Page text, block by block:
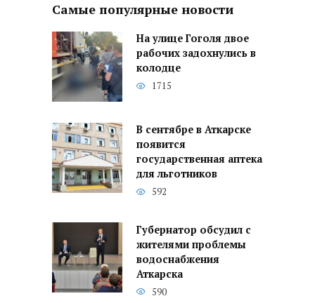
Самые популярные новости
На улице Гоголя двое
рабочих задохнулись в
колодце
1715
В сентябре в Аткарске
появится
государственная аптека
для льготников
592
Губернатор обсудил с
жителями проблемы
водоснабжения
Аткарска
590